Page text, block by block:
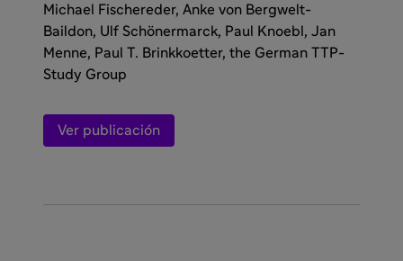
Michael Fischereder, Anke von Bergwelt-
Baildon, Ulf Schönermarck, Paul Knoebl, Jan
Menne, Paul T. Brinkkoetter, the German TTP-
Study Group
Ver publicación